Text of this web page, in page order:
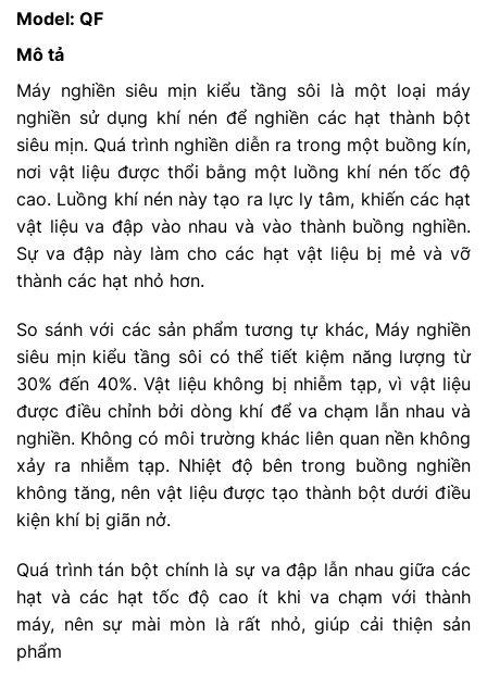
Model: QF
Mô tả
Máy nghiền siêu mịn kiểu tầng sôi là một loại máy
nghiền sử dụng khí nén để nghiền các hạt thành bột
siêu mịn. Quá trình nghiền diễn ra trong một buồng kín,
nơi vật liệu được thổi bằng một luồng khí nén tốc độ
cao. Luồng khí nén này tạo ra lực ly tâm, khiến các hạt
vật liệu va đập vào nhau và vào thành buồng nghiền.
Sự va đập này làm cho các hạt vật liệu bị mẻ và vỡ
thành các hạt nhỏ hơn.
So sánh với các sản phẩm tương tự khác, Máy nghiền
siêu mịn kiểu tầng sôi có thể tiết kiệm năng lượng từ
30% đến 40%. Vật liệu không bị nhiễm tạp, vì vật liệu
được điều chỉnh bởi dòng khí để va chạm lẫn nhau và
nghiền. Không có môi trường khác liên quan nền không
xảy ra nhiễm tạp. Nhiệt độ bên trong buồng nghiền
không tăng, nên vật liệu được tạo thành bột dưới điều
kiện khí bị giãn nở.
Quá trình tán bột chính là sự va đập lẫn nhau giữa các
hạt và các hạt tốc độ cao ít khi va chạm với thành
máy, nên sự mài mòn là rất nhỏ, giúp cải thiện sản
phẩm